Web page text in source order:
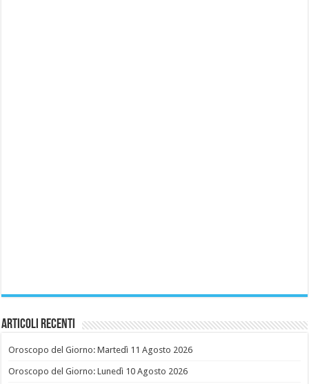
Articoli recenti
Oroscopo del Giorno: Martedì 11 Agosto 2026
Oroscopo del Giorno: Lunedì 10 Agosto 2026